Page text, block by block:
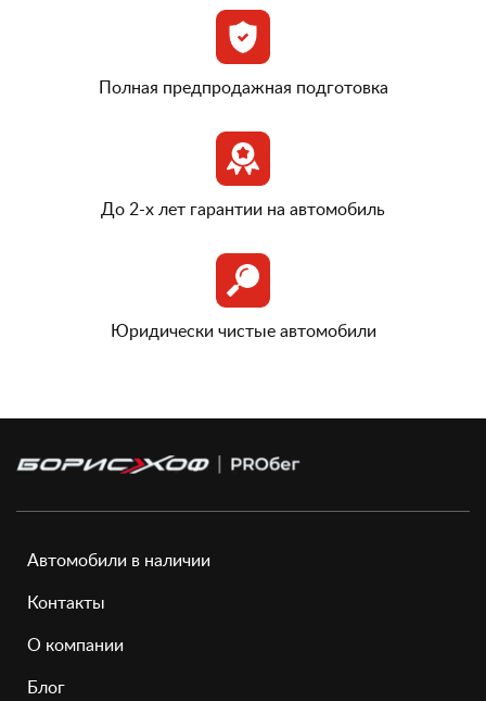
Полная предпродажная подготовка
До 2-х лет гарантии на автомобиль
Юридически чистые автомобили
Автомобили в наличии
Контакты
О компании
Блог